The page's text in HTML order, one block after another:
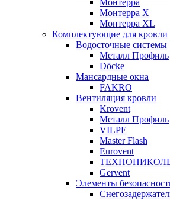
Монтерра
Монтерра X
Монтерра XL
Комплектующие для кровли
Водосточные системы
Металл Профиль
Döcke
Мансардные окна
FAKRO
Вентиляция кровли
Krovent
Металл Профиль
VILPE
Master Flash
Eurovent
Gervent
Элементы